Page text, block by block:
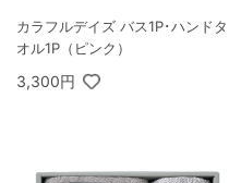
カラフルデイズ バス1P･ハンドタ
オル1P（ピンク）
3,300円